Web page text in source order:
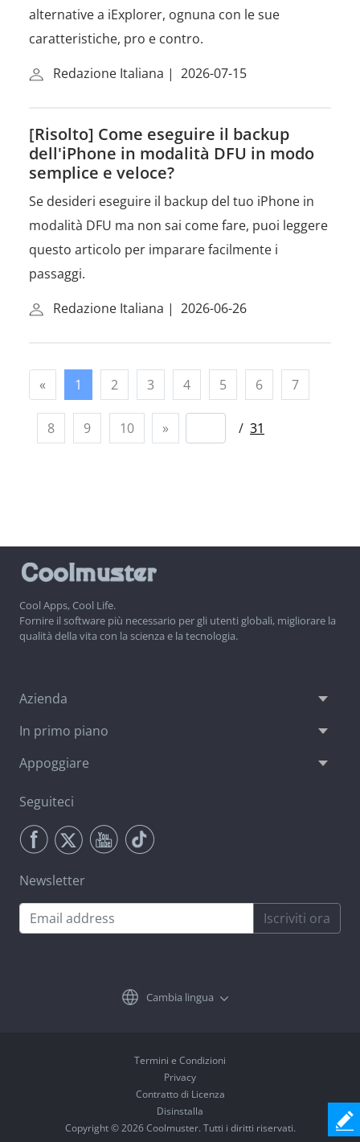
alternative a iExplorer, ognuna con le sue
caratteristiche, pro e contro.
Redazione Italiana | 2026-07-15
[Risolto] Come eseguire il backup
dell'iPhone in modalità DFU in modo
semplice e veloce?
Se desideri eseguire il backup del tuo iPhone in
modalità DFU ma non sai come fare, puoi leggere
questo articolo per imparare facilmente i
passaggi.
Redazione Italiana | 2026-06-26
« 1 2 3 4 5 6 7
8 9 10 » / 31
Cool Apps, Cool Life.
Fornire il software più necessario per gli utenti globali, migliorare la
qualità della vita con la scienza e la tecnologia.
Azienda
In primo piano
Appoggiare
Seguiteci
Newsletter
Iscriviti ora
Cambia lingua
Termini e Condizioni
Privacy
Contratto di Licenza
Disinstalla
Copyright © 2026 Coolmuster. Tutti i diritti riservati.